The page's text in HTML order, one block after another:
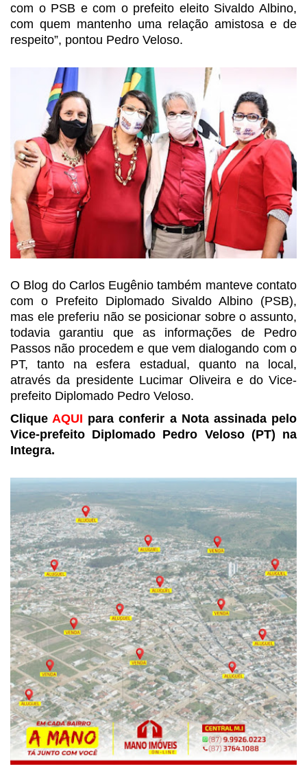
com o PSB e com o prefeito eleito Sivaldo Albino,
com quem mantenho uma relação amistosa e de
respeito”, pontou Pedro Veloso.
O Blog do Carlos Eugênio também manteve contato
com o Prefeito Diplomado Sivaldo Albino (PSB),
mas ele preferiu não se posicionar sobre o assunto,
todavia garantiu que as informações de Pedro
Passos não procedem e que vem dialogando com o
PT, tanto na esfera estadual, quanto na local,
através da presidente Lucimar Oliveira e do Vice-
prefeito Diplomado Pedro Veloso.
Clique AQUI para conferir aNota assinada pelo
Vice-prefeito Diplomado Pedro Veloso (PT) na
Integra.